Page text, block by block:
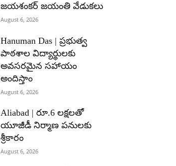
జయశంకర్ జయంతి వేడుకలు
August 6, 2026
Hanuman Das | ప్రభుత్వ
పాఠశాల విద్యార్థులకు
అవసరమైన సహాయం
అందిస్తాం
August 6, 2026
Aliabad | రూ.6 లక్షలతో
యూజీడీ నిర్మాణ పనులకు
శ్రీకారం
August 6, 2026